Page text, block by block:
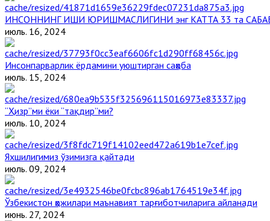
ИНСОННИНГ ИШИ ЮРИШМАСЛИГИНИ энг КАТТА 33 та
июль. 16, 2024
Инсонпарварлик ёрдамини уюштирган саҳоба
июль. 15, 2024
“Ҳизр”ми ёки “тақдир”ми?
июль. 10, 2024
Яхшилигимиз ўзимизга қайтади
июль. 09, 2024
Ўзбекистон ҳожилари маънавият тарғиботчиларига айланади
июнь. 27, 2024